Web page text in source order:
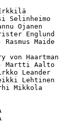
Erkkilä
Ojanen
Englund
- Rasmus
von Haartman
- Martti
Pirkko
Heikki
Mikkola